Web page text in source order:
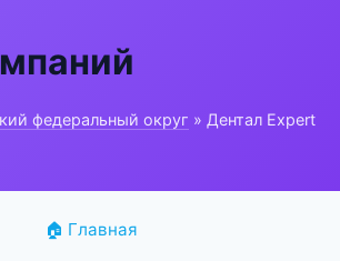
федеральный округ » Дентал Expert
🏠 Главная